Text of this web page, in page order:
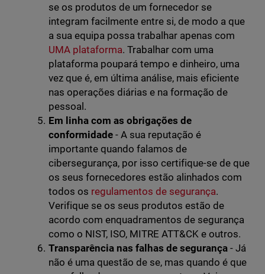
se os produtos de um fornecedor se
integram facilmente entre si, de modo a que
a sua equipa possa trabalhar apenas com
UMA plataforma. Trabalhar com uma
plataforma poupará tempo e dinheiro, uma
vez que é, em última análise, mais eficiente
nas operações diárias e na formação de
pessoal.
Em linha com as obrigações de
conformidade- A sua reputação é
importante quando falamos de
cibersegurança, por isso certifique-se de que
os seus fornecedores estão alinhados com
todos os regulamentos de segurança.
Verifique se os seus produtos estão de
acordo com enquadramentos de segurança
como o NIST, ISO, MITRE ATT&CK e outros.
Transparência nas falhas de segurança - Já
não é uma questão de se, mas quando é que